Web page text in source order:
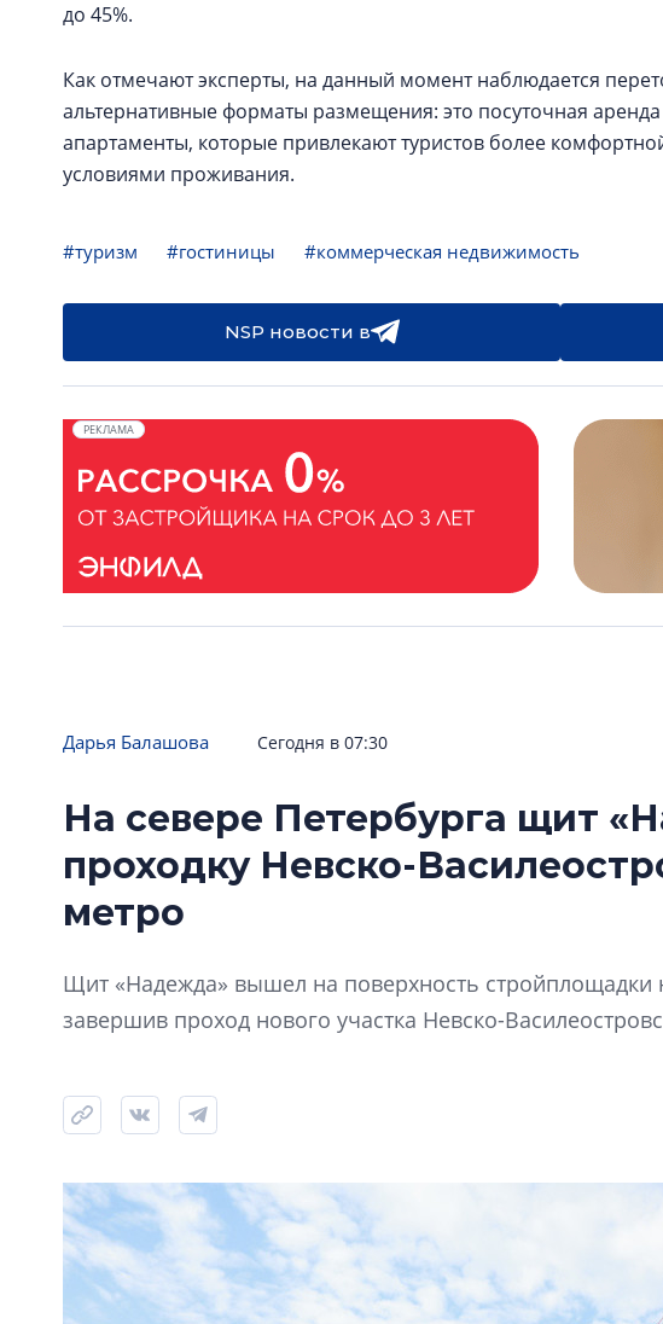
до 45%.
Как отмечают эксперты, на данный момент наблюдается
альтернативные форматы размещения: это посуточная
апартаменты, которые привлекают туристов более
условиями проживания.
#туризм #гостиницы #коммерческая недвижимость
NSP новости в
РЕКЛАМА
Дарья Балашова Сегодня в 07:30
На севере Петербурга щит
проходку Невско-
метро
Щит «Надежда» вышел на поверхность стройплощадки
завершив проход нового участка Невско-